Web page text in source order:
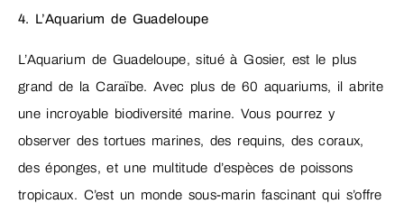
4. L’Aquarium de Guadeloupe
L’Aquarium de Guadeloupe, situé à Gosier, est le plus
grand de la Caraïbe. Avec plus de 60 aquariums, il abrite
une incroyable biodiversité marine. Vous pourrez y
observer des tortues marines, des requins, des coraux,
des éponges, et une multitude d’espèces de poissons
tropicaux. C’est un monde sous-marin fascinant qui s’offre